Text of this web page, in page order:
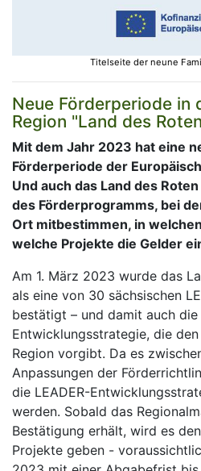
Titelseite der neune
Neue Förderperiode in
Region "Land des
Mit dem Jahr 2023 hat eine
Förderperiode der
Und auch das Land des
des Förderprogramms, bei
Ort mitbestimmen, in
welche Projekte die Gelder
Am 1. März 2023 wurde das
als eine von 30 sächsischen
bestätigt – und damit auch die
Entwicklungsstrategie, die
Region vorgibt. Da es
Anpassungen der
die LEADER-
werden. Sobald das
Bestätigung erhält, wird es
Projekte geben -